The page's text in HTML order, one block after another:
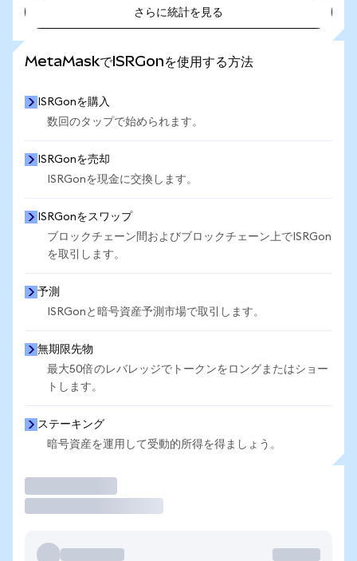
さらに統計を見る
MetaMaskでISRGonを使用する方法
ISRGonを購入
数回のタップで始められます。
ISRGonを売却
ISRGonを現金に交換します。
ISRGonをスワップ
ブロックチェーン間およびブロックチェーン上でISRGon
を取引します。
予測
ISRGonと暗号資産予測市場で取引します。
無期限先物
最大50倍のレバレッジでトークンをロングまたはショー
トします。
ステーキング
暗号資産を運用して受動的所得を得ましょう。